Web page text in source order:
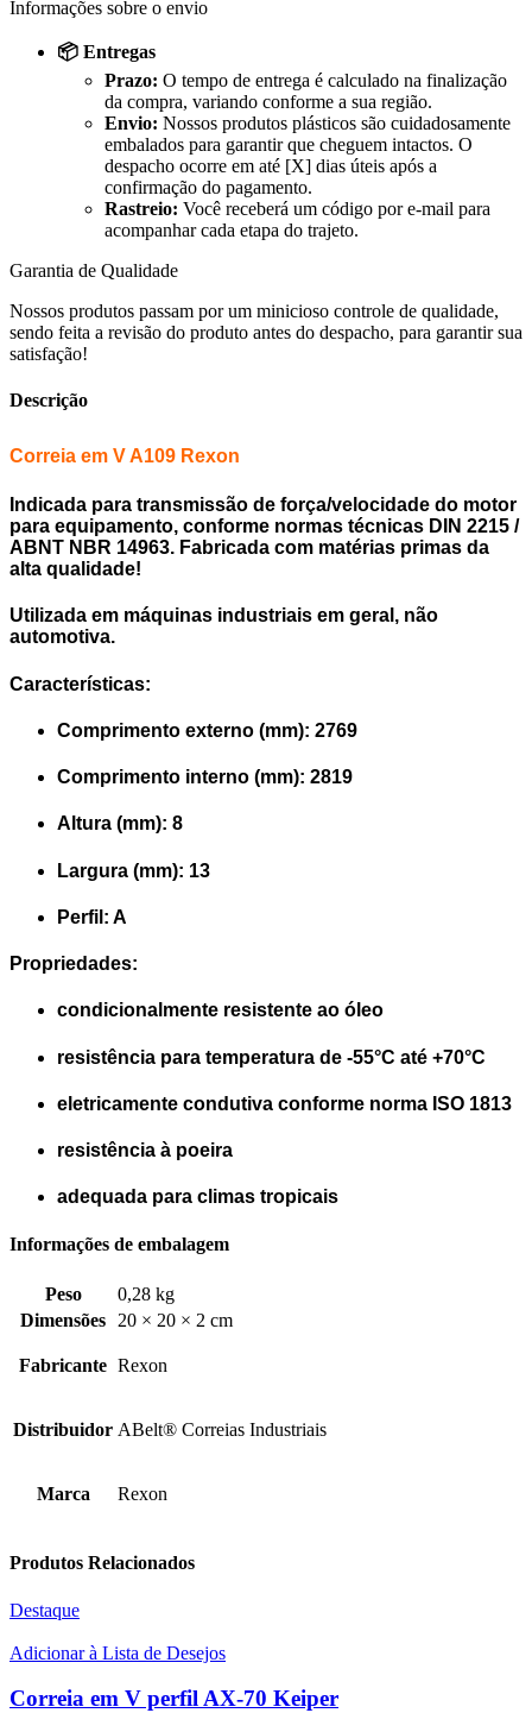
Informações sobre o envio
📦 Entregas
Prazo: O tempo de entrega é calculado na finalização
da compra, variando conforme a sua região.
Envio: Nossos produtos plásticos são cuidadosamente
embalados para garantir que cheguem intactos. O
despacho ocorre em até [X] dias úteis após a
confirmação do pagamento.
Rastreio: Você receberá um código por e-mail para
acompanhar cada etapa do trajeto.
Garantia de Qualidade
Nossos produtos passam por um minicioso controle de qualidade,
sendo feita a revisão do produto antes do despacho, para garantir sua
satisfação!
Descrição
Correia em V A109 Rexon
Indicada para transmissão de força/velocidade do motor
para equipamento, conforme normas técnicas DIN 2215 /
ABNT NBR 14963. Fabricada com matérias primas da
alta qualidade!
Utilizada em máquinas industriais em geral, não
automotiva.
Características:
Comprimento externo (mm): 2769
Comprimento interno (mm): 2819
Altura (mm): 8
Largura (mm): 13
Perfil: A
Propriedades:
condicionalmente resistente ao óleo
resistência para temperatura de -55°C até +70°C
eletricamente condutiva conforme norma ISO 1813
resistência à poeira
adequada para climas tropicais
Informações de embalagem
Peso
0,28 kg
Dimensões
20 × 20 × 2 cm
Fabricante Rexon
Distribuidor ABelt® Correias Industriais
Marca Rexon
Produtos Relacionados
Destaque
Adicionar à Lista de Desejos
Correia em V perfil AX-70 Keiper